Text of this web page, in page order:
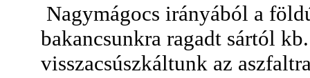
Nagymágocs irányából a
bakancsunkra ragadt sártól
visszacsúszkáltunk az